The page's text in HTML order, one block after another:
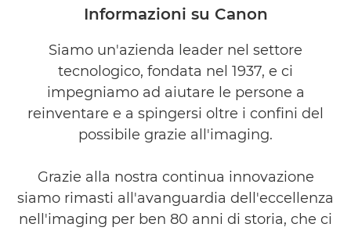
Newsroom
Sponsorizzazioni
Informazioni su Canon
Siamo un'azienda leader nel settore
tecnologico, fondata nel 1937, e ci
impegniamo ad aiutare le persone a
reinventare e a spingersi oltre i confini del
possibile grazie all'imaging.
Grazie alla nostra continua innovazione
siamo rimasti all'avanguardia dell'eccellenza
nell'imaging per ben 80 anni di storia, che ci